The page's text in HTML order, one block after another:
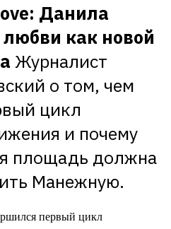
Данила
как новой
Журналист
о том, чем
цикл
и почему
площадь должна
Манежную.
первый цикл